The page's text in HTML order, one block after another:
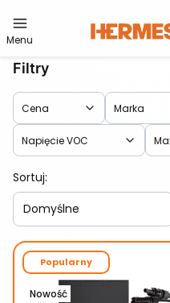
Menu
Filtry
Cena Marka
Napięcie VOC
Koniec filtrów
Lista produktów
Sortuj:
Domyślne
Popularny
Nowość